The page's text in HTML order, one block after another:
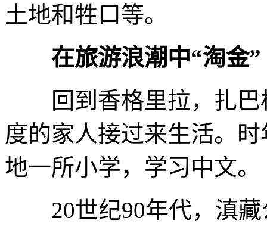
土地和牲口等。
在旅游浪潮中“淘金”
回到香格里拉，扎巴
度的家人接过来生活。
地一所小学，学习中文。
20世纪90年代，滇藏